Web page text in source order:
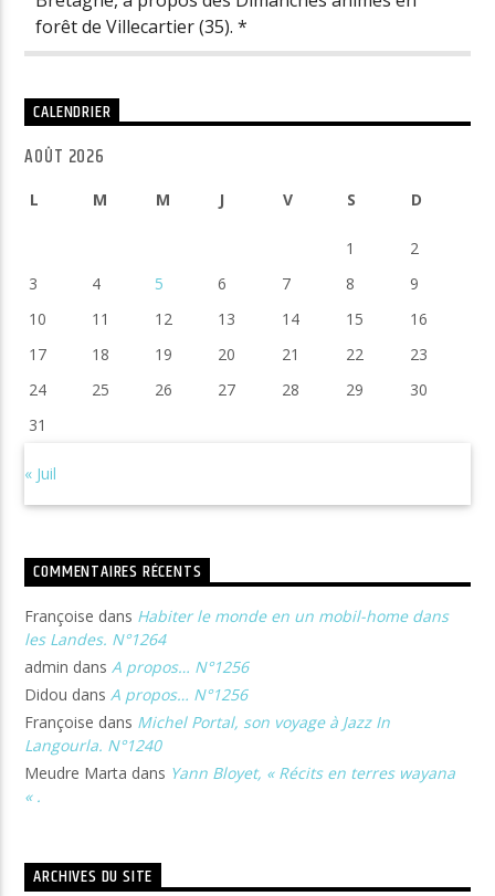
forêt de Villecartier (35). *
CALENDRIER
AOÛT 2026
L M M J V S D
1
2
3
4 5 6 7 8
9
10
11 12 13 14 15
16
17
18 19 20 21 22
23
24
25 26 27 28 29
30
31
« Juil
COMMENTAIRES RÉCENTS
Françoise dans Habiter le monde en un mobil-home dans
les Landes. N°1264
admin dansA propos… N°1256
Didou dansA propos… N°1256
Françoise dans Michel Portal, son voyage à Jazz In
Langourla. N°1240
Meudre Marta dans Yann Bloyet, « Récits en terres wayana
« .
ARCHIVES DU SITE